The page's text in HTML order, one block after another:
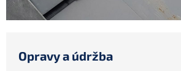
Opravy a údržba